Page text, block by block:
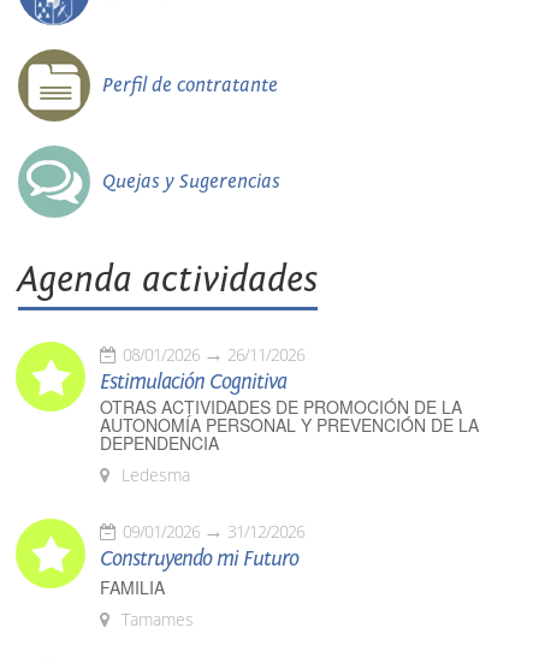
Perfil de contratante
Quejas y Sugerencias
Agenda actividades
08/01/2026 26/11/2026
Estimulación Cognitiva
OTRAS ACTIVIDADES DE PROMOCIÓN DE LA
AUTONOMÍA PERSONAL Y PREVENCIÓN DE LA
DEPENDENCIA
Ledesma
09/01/2026 31/12/2026
Construyendo mi Futuro
FAMILIA
Tamames